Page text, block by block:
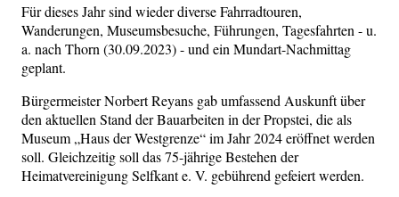
Für dieses Jahr sind wieder diverse Fahrradtouren,
Wanderungen, Museumsbesuche, Führungen, Tagesfahrten - u.
a. nach Thorn (30.09.2023) - und ein Mundart-Nachmittag
geplant.
Bürgermeister Norbert Reyans gab umfassend Auskunft über
den aktuellen Stand der Bauarbeiten in der Propstei, die als
Museum „Haus der Westgrenze“ im Jahr 2024 eröffnet werden
soll. Gleichzeitig soll das 75-jährige Bestehen der
Heimatvereinigung Selfkant e. V. gebührend gefeiert werden.